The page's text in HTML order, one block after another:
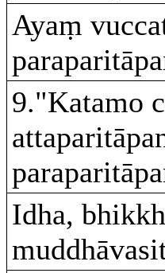
Ayaṃ
9."Katamo
Idha,